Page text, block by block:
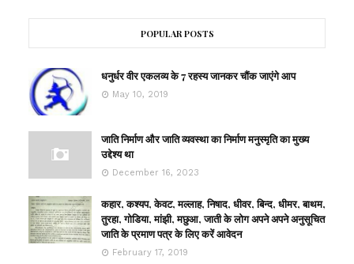
POPULAR POSTS
धनुर्धर वीर एकलव्य के 7 रहस्य जानकर चौंक जाएंगे आप
May 10, 2019
जाति निर्माण और जाति व्यवस्था का निर्माण मनुस्मृति का मुख्य
उद्देश्य था
December 16, 2023
कहार, कश्यप, केवट, मल्लाह, निषाद, धीवर, बिन्द, धीमर, बाथम,
तुरहा, गोडिया, मांझी, मछुआ, जाती के लोग अपने अपने अनुसूचित
जाति के प्रमाण पत्र के लिए करें आवेदन
February 17, 2019